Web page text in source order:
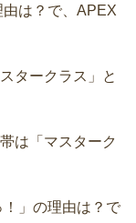
は？で、APEX
タークラス」と
は「マスターク
」の理由は？で